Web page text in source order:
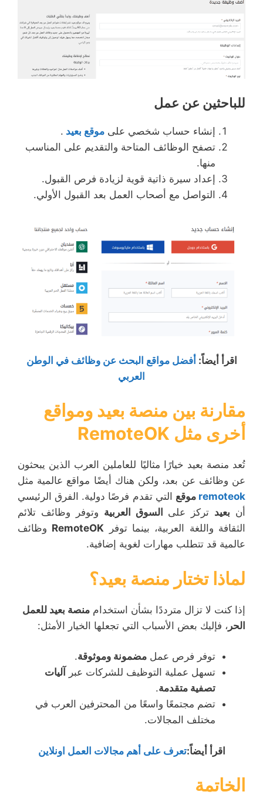
للباحثين عن عمل
إنشاء حساب شخصي على موقع بعيد .
تصفح الوظائف المتاحة والتقديم على المناسب
منها.
إعداد سيرة ذاتية قوية لزيادة فرص القبول.
التواصل مع أصحاب العمل بعد القبول الأولي.
اقرأ أيضاً:أفضل مواقع البحث عن وظائف في الوطن
العربي
مقارنة بين منصة بعيد ومواقع
أخرى مثل RemoteOK
تُعد منصة بعيد خيارًا مثاليًا للعاملين العرب الذين يبحثون
عن وظائف عن بعد، ولكن هناك أيضًا مواقع عالمية مثل
remoteok موقع التي تقدم فرصًا دولية. الفرق الرئيسي
أن بعيد تركز على السوق العربية وتوفر وظائف تلائم
الثقافة واللغة العربية، بينما توفر RemoteOK وظائف
عالمية قد تتطلب مهارات لغوية إضافية.
لماذا تختار منصة بعيد؟
إذا كنت لا تزال مترددًا بشأن استخدام منصة بعيد للعمل
الحر ، فإليك بعض الأسباب التي تجعلها الخيار الأمثل:
توفر فرص عمل مضمونة وموثوقة.
تسهل عملية التوظيف للشركات عبر
آليات
تصفية متقدمة.
تضم مجتمعًا واسعًا من المحترفين العرب في
مختلف المجالات.
اقرأ أيضاً:تعرف على أهم مجالات العمل اونلاين
الخاتمة